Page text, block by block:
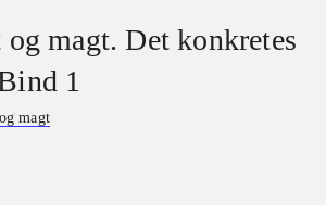
magt. Det konkretes
1
magt